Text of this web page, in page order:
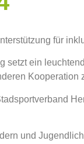
für
setzt ein
Kooperation
und